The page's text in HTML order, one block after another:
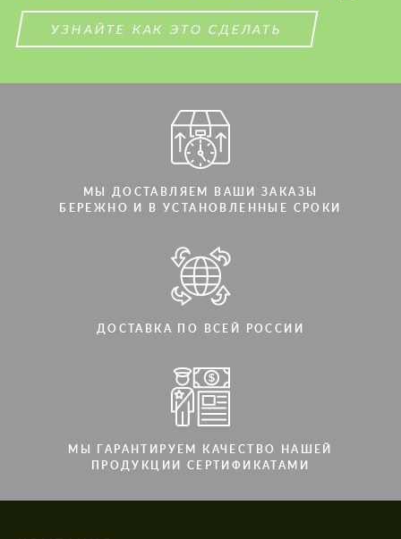
УЗНАЙТЕ КАК ЭТО СДЕЛАТЬ
МЫ ДОСТАВЛЯЕМ ВАШИ ЗАКАЗЫ
БЕРЕЖНО И В УСТАНОВЛЕННЫЕ СРОКИ
ДОСТАВКА ПО ВСЕЙ РОССИИ
МЫ ГАРАНТИРУЕМ КАЧЕСТВО НАШЕЙ
ПРОДУКЦИИ СЕРТИФИКАТАМИ